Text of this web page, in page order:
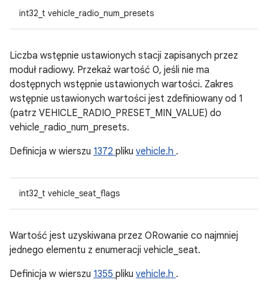
int32_t vehicle_radio_num_presets
Liczba wstępnie ustawionych stacji zapisanych przez
moduł radiowy. Przekaż wartość 0, jeśli nie ma
dostępnych wstępnie ustawionych wartości. Zakres
wstępnie ustawionych wartości jest zdefiniowany od 1
(patrz VEHICLE_RADIO_PRESET_MIN_VALUE) do
vehicle_radio_num_presets.
Definicja w wierszu 1372 pliku vehicle.h .
int32_t vehicle_seat_flags
Wartość jest uzyskiwana przez ORowanie co najmniej
jednego elementu z enumeracji vehicle_seat.
Definicja w wierszu 1355 pliku vehicle.h .